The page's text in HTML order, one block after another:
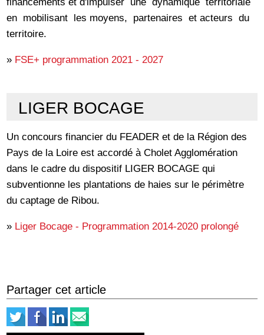
en mobilisant les moyens, partenaires et acteurs du
territoire.
» FSE+ programmation 2021 - 2027
LIGER BOCAGE
Un concours financier du FEADER et de la Région des
Pays de la Loire est accordé à Cholet Agglomération
dans le cadre du dispositif LIGER BOCAGE qui
subventionne les plantations de haies sur le périmètre
du captage de Ribou.
» Liger Bocage - Programmation 2014-2020 prolongé
Partager cet article